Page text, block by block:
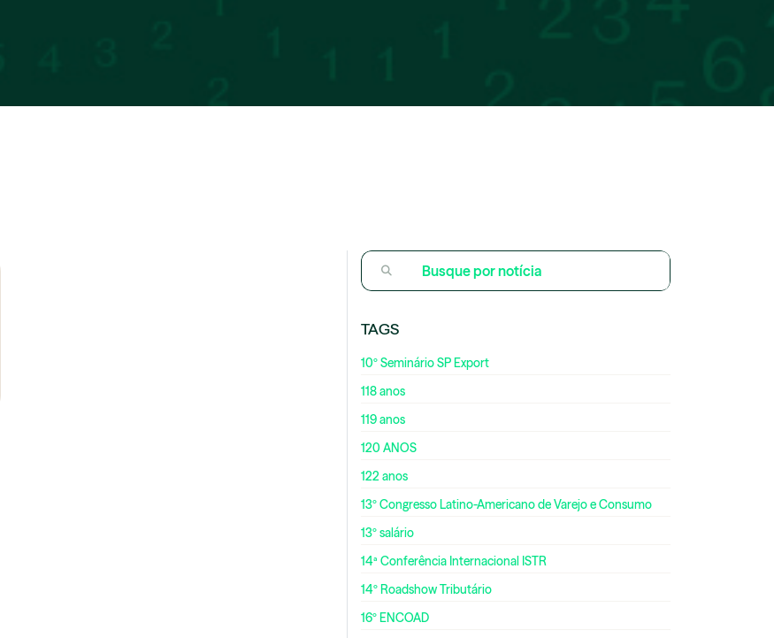
TAGS
10º Seminário SP Export
118 anos
119 anos
120 ANOS
122 anos
13º Congresso Latino-Americano de Varejo e Consumo
13º salário
14ª Conferência Internacional ISTR
14º Roadshow Tributário
16º ENCOAD